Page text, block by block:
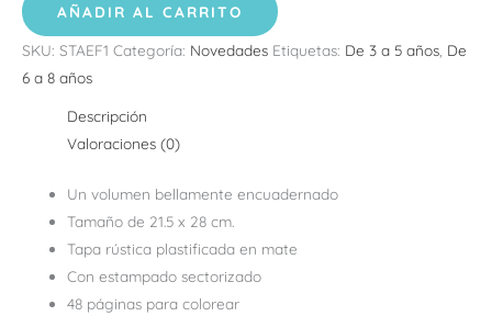
AÑADIR AL CARRITO
SKU: STAEF1 Categoría: Novedades Etiquetas: De 3 a 5 años, De
6 a 8 años
Descripción
Valoraciones (0)
Un volumen bellamente encuadernado
Tamaño de 21.5 x 28 cm.
Tapa rústica plastificada en mate
Con estampado sectorizado
48 páginas para colorear